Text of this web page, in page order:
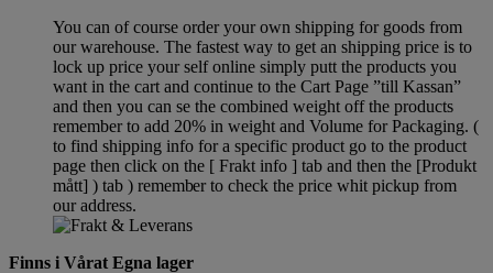
You can of course order your own shipping for goods from
our warehouse. The fastest way to get an shipping price is to
lock up price your self online simply putt the products you
want in the cart and continue to the Cart Page ”till Kassan”
and then you can se the combined weight off the products
remember to add 20% in weight and Volume for Packaging. (
to find shipping info for a specific product go to the product
page then click on the [ Frakt info ] tab and then the [Produkt
mått] ) tab ) rememberto check the price whit pickup from
our address.
Finns i Vårat Egna lager